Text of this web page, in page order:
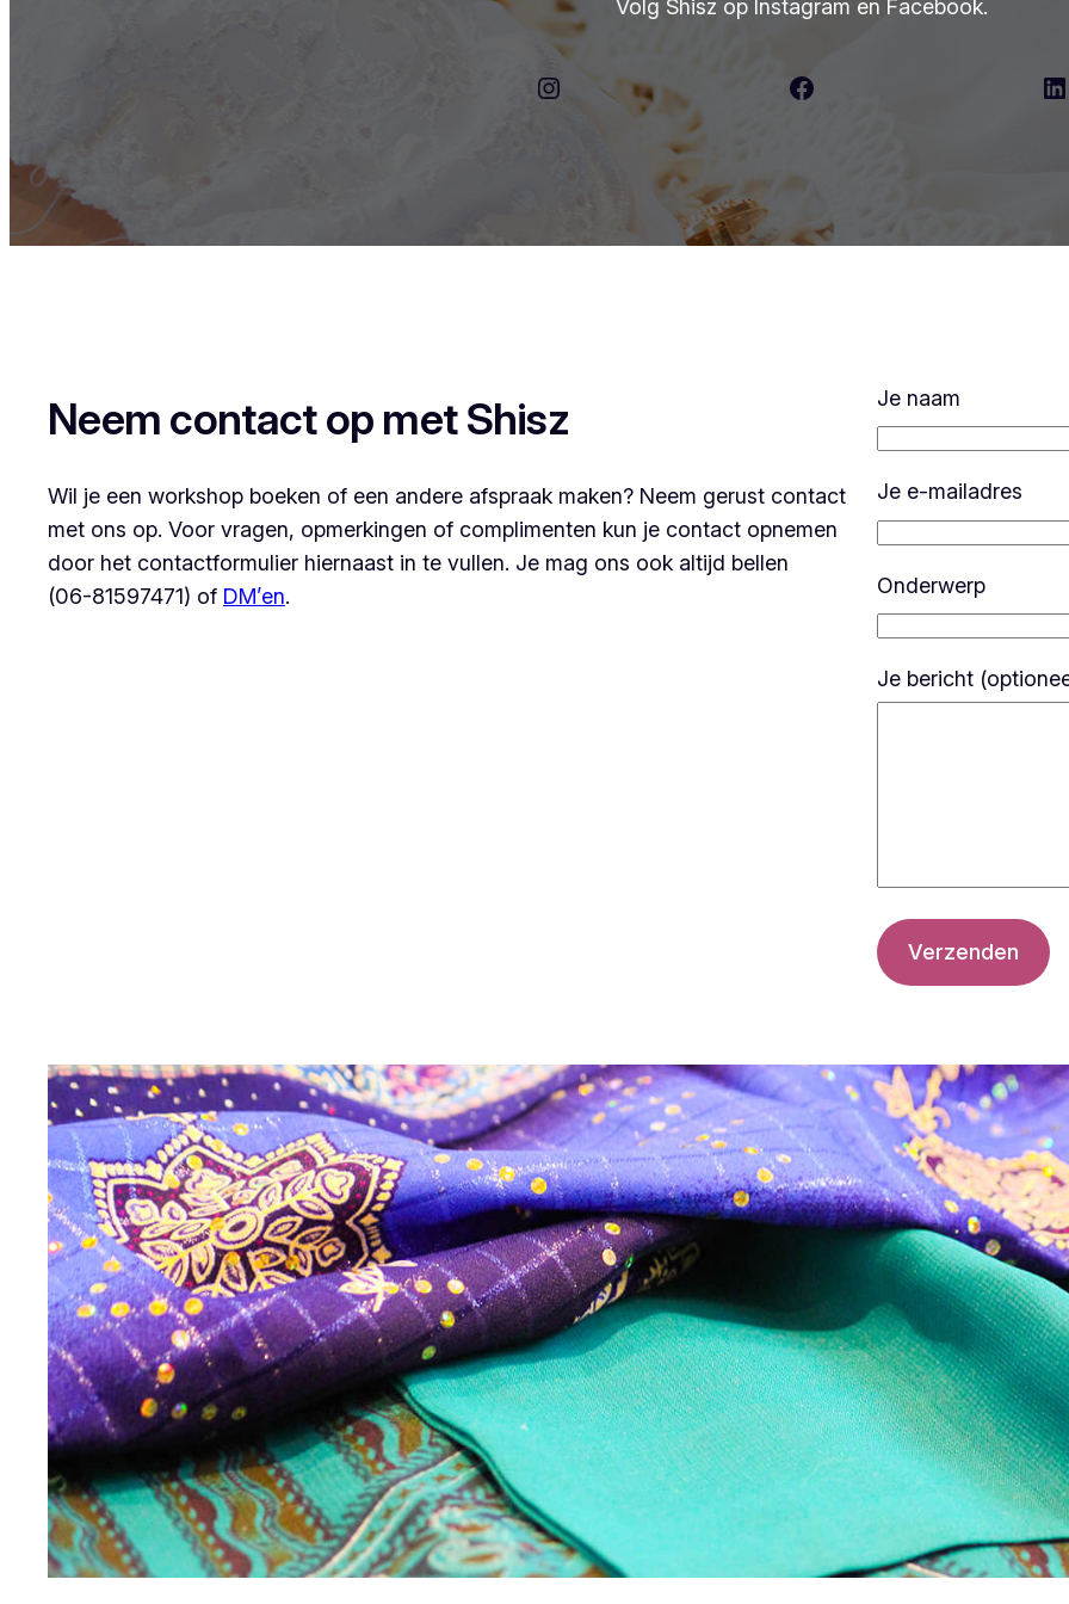
Volg Shisz op Instagram en Facebook.
Instagram Facebook LinkedIn
Neem contact op met Shisz
Wil je een workshop boeken of een andere afspraak maken? Neem gerust contact
met ons op. Voor vragen, opmerkingen of complimenten kun je contact opnemen
door het contactformulier hiernaast in te vullen. Je mag ons ook altijd bellen
(06-81597471) of DM’en.
Je naam
Je e-mailadres
Onderwerp
Je bericht